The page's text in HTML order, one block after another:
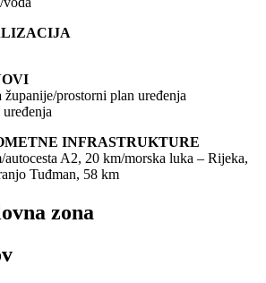
prostorni plan uređenja
INFRASTRUKTURE
autocesta A2, 20 km/morska luka – Rijeka,
Tuđman, 58 km
zona